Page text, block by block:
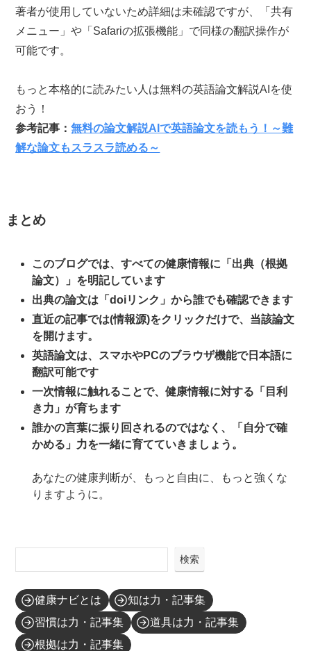
著者が使用していないため詳細は未確認ですが、「共有
メニュー」や「Safariの拡張機能」で同様の翻訳操作が
可能です。
もっと本格的に読みたい人は無料の英語論文解説AIを使
おう！
参考記事：無料の論文解説AIで英語論文を読もう！～難
解な論文もスラスラ読める～
まとめ
このブログでは、すべての健康情報に「出典（根拠
論文）」を明記しています
出典の論文は「doiリンク」から誰でも確認できます
直近の記事では(情報源)をクリックだけで、当該論文
を開けます。
英語論文は、スマホやPCのブラウザ機能で日本語に
翻訳可能です
一次情報に触れることで、健康情報に対する「目利
き力」が育ちます
誰かの言葉に振り回されるのではなく、「自分で確
かめる」力を一緒に育てていきましょう。
あなたの健康判断が、もっと自由に、もっと強くな
りますように。
検索
健康ナビとは
知は力・記事集
習慣は力・記事集
道具は力・記事集
根拠は力・記事集